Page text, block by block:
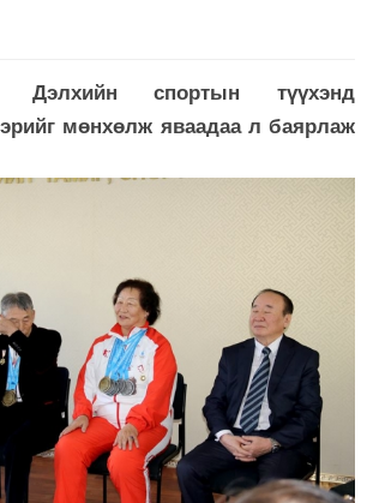
Дэлхийн спортын түүхэнд
мөнхөлж яваадаа л баярлаж